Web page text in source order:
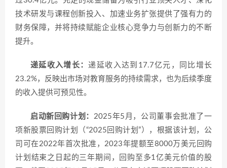
技术研发与课程创新投入、加速业务扩张提供了强有力的
财务保障，并将持续赋能企业核心竞争力与创新力的不断
提升。
递延收入增长：递延收入达到17.7亿元，同比增长
23.2%，反映出市场对教育服务的持续需求，也为后续季度
的收入提供可预见性。
启动新回购计划： 2025年5月，公司董事会批准了一
项新股票回购计划（“2025回购计划”），根据该计划，公
司可在2022年首次批准，2023年提额至8000万美元回购
计划结束之日起的三年期间，回购至多1亿美元价值的股